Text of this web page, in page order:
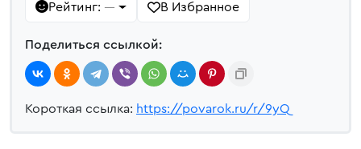
Рейтинг: — В Избранное
Поделиться ссылкой:
Короткая ссылка: https://povarok.ru/r/9yQ